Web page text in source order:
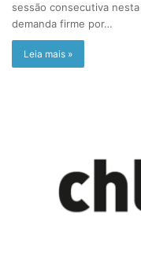
sessão consecutiva
demanda firme por…
Leia mais »